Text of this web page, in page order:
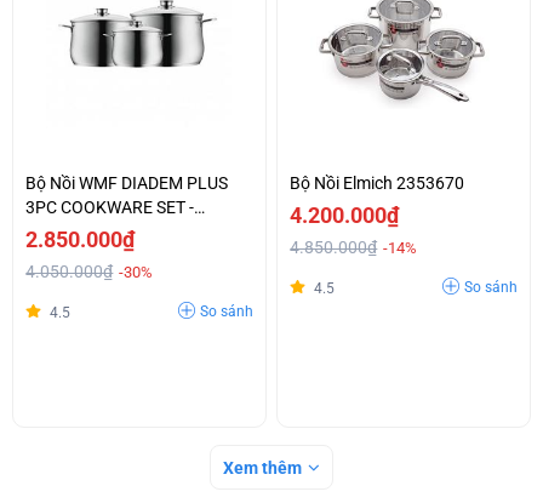
Bộ Nồi WMF DIADEM PLUS
3PC COOKWARE SET -
0730036040
2.850.000₫
4.050.000₫ -30%
4.5 So sánh
Bộ Nồi Elmich 2353670
4.200.000₫
4.850.000₫ -14%
4.5 So sánh
Xem thêm